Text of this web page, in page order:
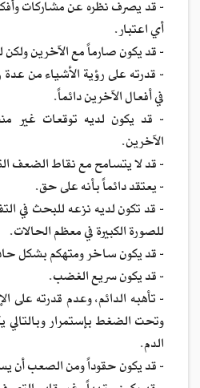
- قد يصرف نظره عن مشاركات
أي اعتبار.
- قد يكون صارماً مع الآخرين
- قدرته على رؤية الأشياء من
في أفعال الآخرين دائماً.
- قد يكون لديه توقعات غير
الآخرين.
- قد لا يتسامح مع نقاط الضعف
- يعتقد دائماً بأنه على حق.
- قد تكون لديه نزعه للبحث في
للصورة الكبيرة في معظم الحالات.
- قد يكون ساخر ومتهكم بشكل
- قد يكون سريع الغضب.
- تأهبه الدائم، وعدم قدرته على
وتحت الضغط بإستمرار
الدم.
- قد يكون حقوداً ومن الصعب